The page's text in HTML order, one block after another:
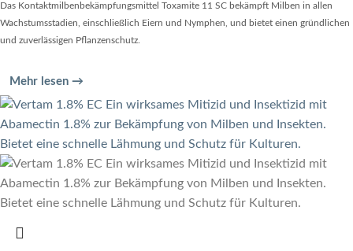
Das Kontaktmilbenbekämpfungsmittel Toxamite 11 SC bekämpft Milben in allen
Wachstumsstadien, einschließlich Eiern und Nymphen, und bietet einen gründlichen
und zuverlässigen Pflanzenschutz.
Mehr lesen →